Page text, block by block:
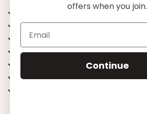
OEKO-TEX® zertifiziertes Stoffe
Materialien von bester Qualität
Stilvoll & Anspruchsvoll
Angenehm zu tragen
Mix&Match - Endlose Kombinationen
offers when you join.
Continue